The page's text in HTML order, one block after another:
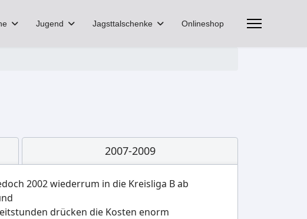
Jugend Jagsttalschenke Onlineshop
2007-2009
2002 wiederrum in die Kreisliga B ab
drücken die Kosten enorm